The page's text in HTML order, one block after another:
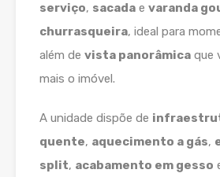
serviço, sacada e varanda
churrasqueira, ideal para
além de vista panorâmica que
mais o imóvel.
A unidade dispõe de
quente, aquecimento a gás,
split, acabamento em gesso